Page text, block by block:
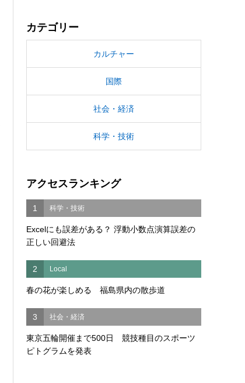
カテゴリー
カルチャー
国際
社会・経済
科学・技術
アクセスランキング
1 科学・技術
Excelにも誤差がある？ 浮動小数点演算誤差の
正しい回避法
2 Local
春の花が楽しめる 福島県内の散歩道
3 社会・経済
東京五輪開催まで500日 競技種目のスポーツ
ピトグラムを発表